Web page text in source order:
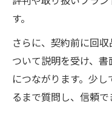
す。
さらに、契約前に回
ついて説明を受け、
につながります。少
るまで質問し、信頼で